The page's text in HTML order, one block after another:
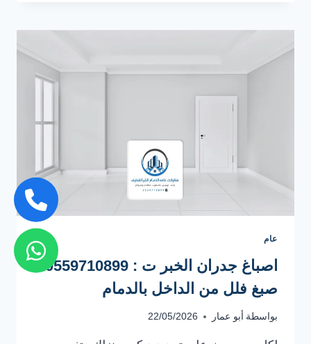
ت:
دهانات
عام
اصباغ جدران الخبر ت : 0559710899
صبغ فلل من الداخل بالدمام
بواسطة أبو عمار 22/05/2026